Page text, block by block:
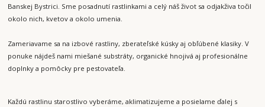
Banskej Bystrici. Sme posadnutí rastlinkami a celý náš život sa odjakživa točil
okolo nich, kvetov a okolo umenia.
Zameriavame sa na izbové rastliny, zberateľské kúsky aj obľúbené klasiky. V
ponuke nájdeš nami miešané substráty, organické hnojivá aj profesionálne
doplnky a pomôcky pre pestovateľa.
Každú rastlinu starostlivo vyberáme, aklimatizujeme a posielame ďalej s